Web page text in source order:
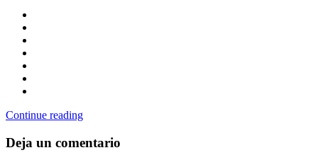
Continue reading
Deja un comentario